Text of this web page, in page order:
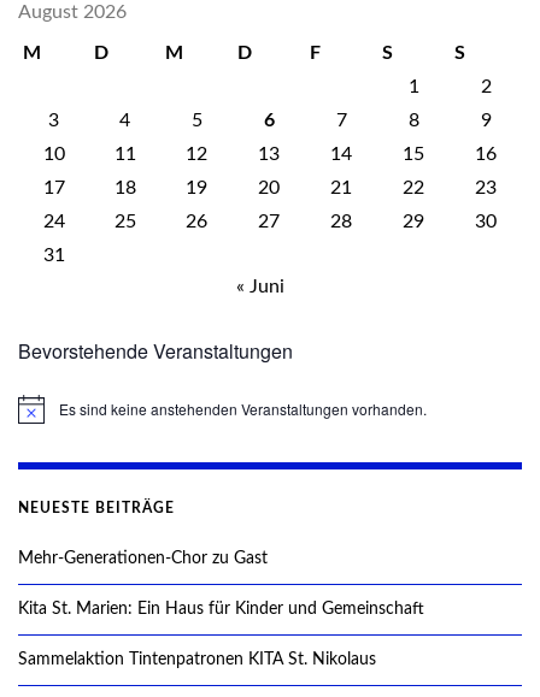
August 2026
M D M D F S
S
1
2
3
4 5 6 7 8
9
10
11 12 13 14 15
16
17
18 19 20 21 22
23
24
25 26 27 28 29
30
31
« Juni
Bevorstehende Veranstaltungen
HinweisEs sind keine anstehenden Veranstaltungen vorhanden.
NEUESTE BEITRÄGE
Mehr-Generationen-Chor zu Gast
Kita St. Marien: Ein Haus für Kinder und Gemeinschaft
Sammelaktion Tintenpatronen KITA St. Nikolaus